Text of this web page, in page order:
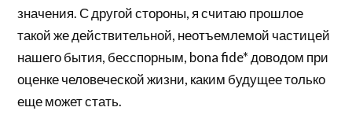
значения. С другой стороны, я считаю прошлое
такой же действительной, неотъемлемой частицей
нашего бытия, бесспорным, bona fide* доводом при
оценке человеческой жизни, каким будущее только
еще может стать.